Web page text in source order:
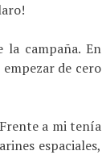
campaña. En
de cero
a mi tenía
espaciales,